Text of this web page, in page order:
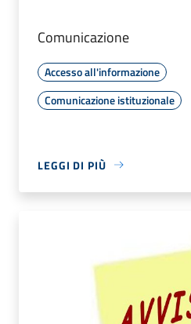
Comunicazione
Accesso all'informazione
Comunicazione istituzionale
LEGGI DI PIÙ